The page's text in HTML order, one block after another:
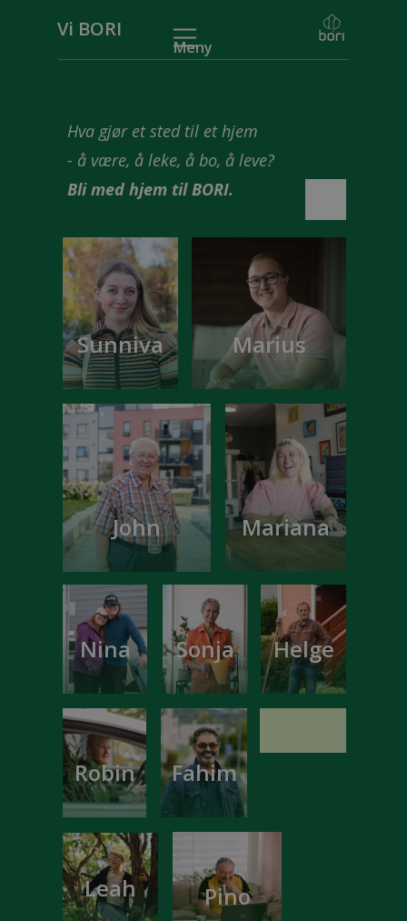
Sonja Helge
Robin
Leah
Fahim
Pino
Nina
Sunniva
John
Marius
Mariana
Vi BORI
Hva gjør et sted til et hjem
- å være, å leke, å bo, å leve?
Bli med hjem til BORI.
Meny